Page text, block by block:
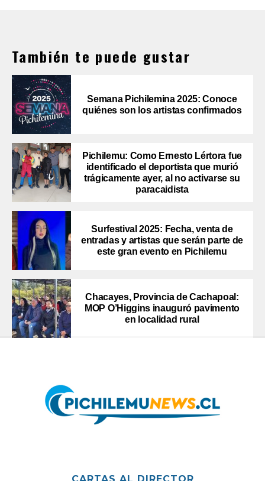
También te puede gustar
Semana Pichilemina 2025: Conoce
quiénes son los artistas confirmados
Pichilemu: Como Ernesto Lértora fue
identificado el deportista que murió
trágicamente ayer, al no activarse su
paracaidista
Surfestival 2025: Fecha, venta de
entradas y artistas que serán parte de
este gran evento en Pichilemu
Chacayes, Provincia de Cachapoal:
MOP O’Higgins inauguró pavimento
en localidad rural